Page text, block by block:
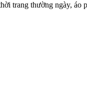
trang thường ngày, áo